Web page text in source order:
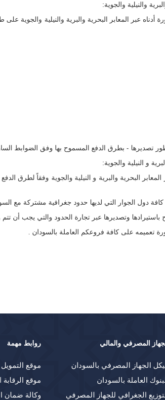
والنيلية والجوية:
تصديرها - بطرق الدفع المسموح بها وفق الضوابط
و النيلية والجوية:
البحرية والبرية و النيلية والجوية وفقاً لطرق
كافة دول الجوار التي لديها حدود جغرافية مشتركة مع
وتصديرها عبر تجارة الحدود والتي يجب أن تتم
تعميمه على كافة فروعكم العاملة بالسودان .
المصرفي والمالي
الجهاز المصرفي بالسودان
العاملة بالسودان
الجغرافي للجهاز المصرفي
روابط مهمة
موقع التمويل
موقع
وكالة ضمان